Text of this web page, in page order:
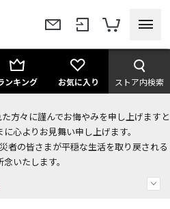
ンキング お気に入り ストア内検索
方々に謹んでお悔やみを申し上げますと
心よりお見舞い申し上げます。
者の皆さまが平穏な生活を取り戻される
いたします。
クーポンプレゼント！